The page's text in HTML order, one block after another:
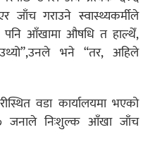
जाँच गराउने स्वास्थ्यकर्मीले
पनि आँखामा औषधि त हाल्थेँ,
भने “तर, अहिले
वडा कार्यालयमा भएको
जनाले निःशुल्क आँखा जाँच